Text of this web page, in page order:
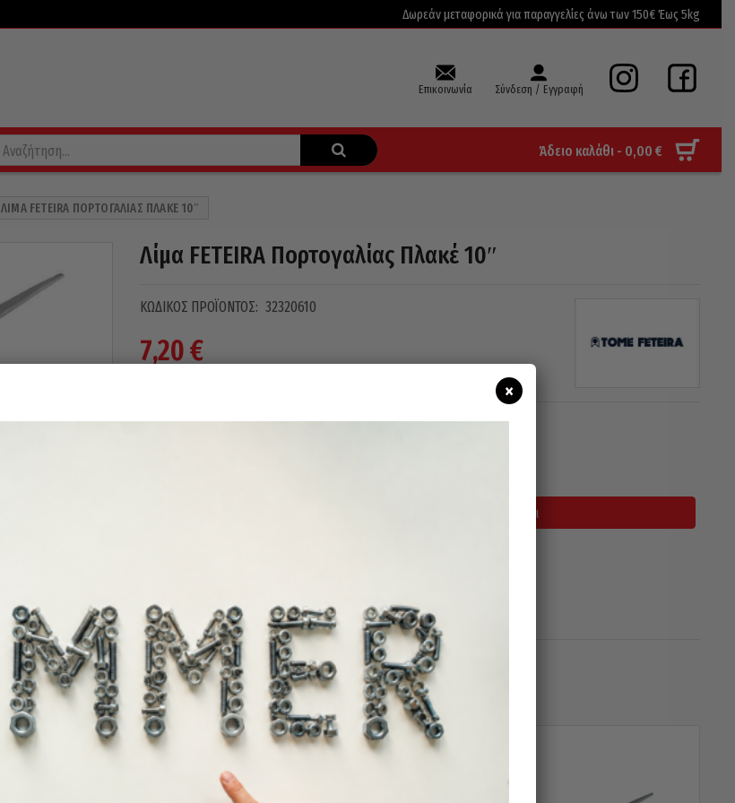
Δωρεάν μεταφορικά για παραγγελίες άνω των 150€ Έως 5kg
Επικοινωνία Σύνδεση / Εγγραφή
Άδειο καλάθι - 0,00 €
ΛΊΜΑ FETEIRA ΠΟΡΤΟΓΑΛΊΑΣ ΠΛΑΚΈ 10″
Λίμα FETEIRA Πορτογαλίας Πλακέ 10″
ΚΩΔΙΚΌΣ ΠΡΟΪΌΝΤΟΣ: 32320610
7,20€
Προσθήκη Στο Καλάθι
×